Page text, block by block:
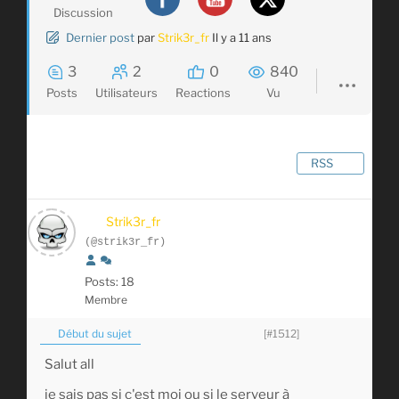
Discussion
Dernier post parStrik3r_fr Il y a 11 ans
3
Posts
2
Utilisateurs
0
Reactions
840
Vu
RSS
Strik3r_fr
(@strik3r_fr)
Posts: 18
Membre
Début du sujet [#1512]
Salut all
je sais pas si c'est moi ou si le serveur à